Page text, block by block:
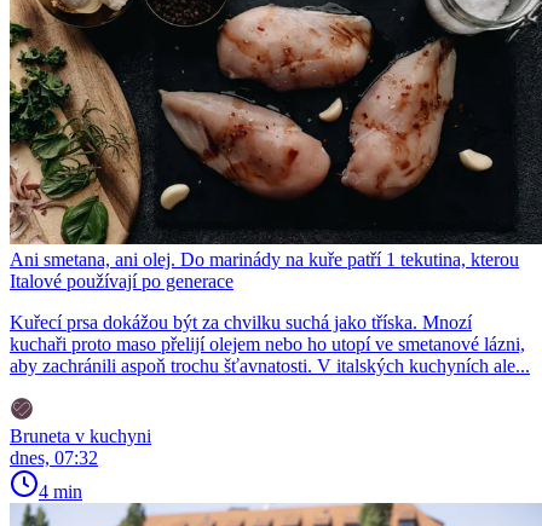
Ani smetana, ani olej. Do marinády na kuře patří 1 tekutina, kterou
Italové používají po generace
Kuřecí prsa dokážou být za chvilku suchá jako tříska. Mnozí
kuchaři proto maso přelijí olejem nebo ho utopí ve smetanové lázni,
aby zachránili aspoň trochu šťavnatosti. V italských kuchyních ale...
Bruneta v kuchyni
dnes, 07:32
4 min